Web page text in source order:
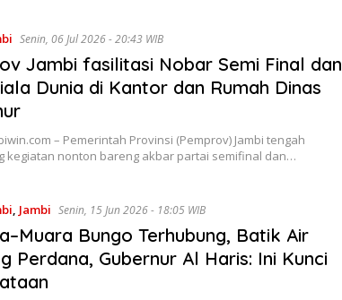
Senin, 06 Jul 2026 - 20:43 WIB
Jambi fasilitasi Nobar Semi Final dan
Dunia di Kantor dan Rumah Dinas
– Pemerintah Provinsi (Pemprov) Jambi tengah
kegiatan nonton bareng akbar partai semifinal dan…
, Jambi Senin, 15 Jun 2026 - 18:05 WIB
Bungo Terhubung, Batik Air
Perdana, Gubernur Al Haris: Ini Kunci